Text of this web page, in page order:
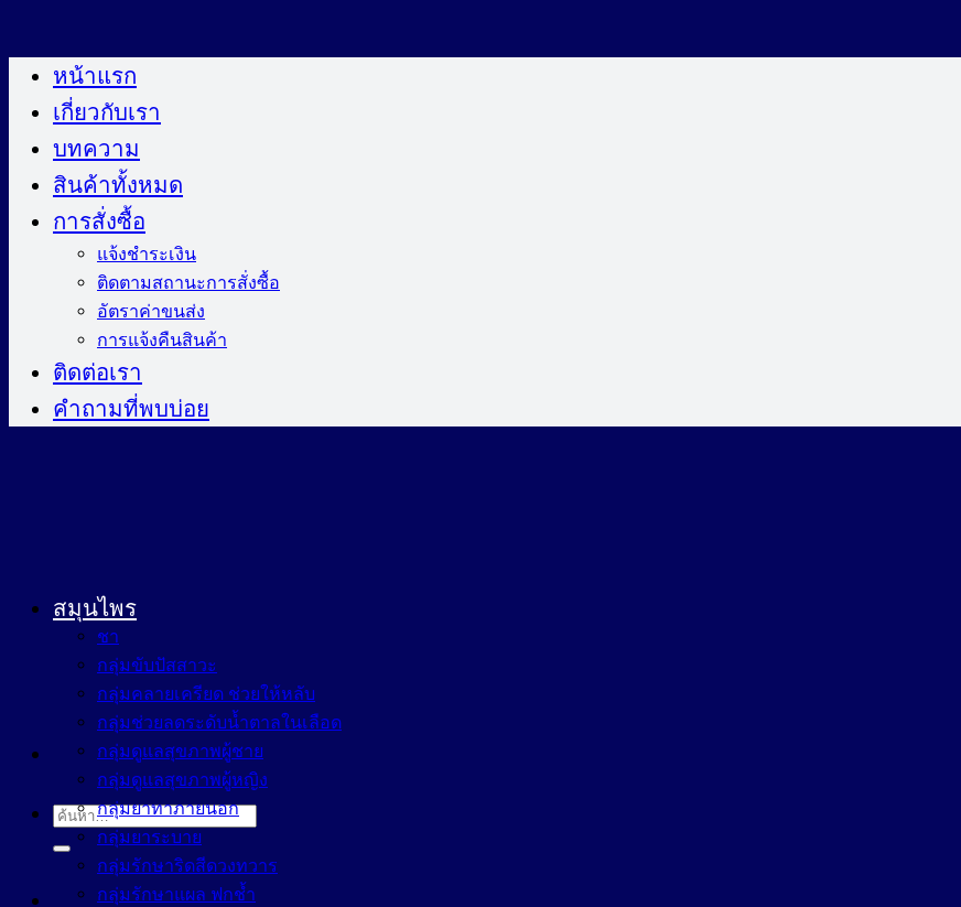
ไป
หน้าแรก
เกี่ยวกับเรา
บทความ
สินค้าทั้งหมด
การสั่งซื้อ
แจ้งชำระเงิน
ติดตามสถานะการสั่งซื้อ
อัตราค่าขนส่ง
การแจ้งคืนสินค้า
ติดต่อเรา
คำถามที่พบบ่อย
ค้นหา:
สมุนไพร
ชา
กลุ่มขับปัสสาวะ
กลุ่มคลายเครียด ช่วยให้หลับ
กลุ่มช่วยลดระดับน้ำตาลในเลือด
กลุ่มดูแลสุขภาพผู้ชาย
กลุ่มดูแลสุขภาพผู้หญิง
กลุ่มยาทาภายนอก
กลุ่มยาระบาย
กลุ่มรักษาริดสีดวงทวาร
กลุ่มรักษาแผล ฟกช้ำ